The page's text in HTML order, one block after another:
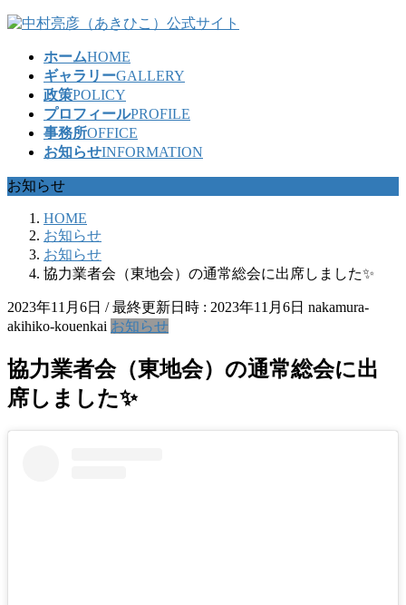
コ
ッ
プ
ナ
移
動
ホームHOME
ギャラリーGALLERY
政策POLICY
プロフィールPROFILE
事務所OFFICE
お知らせINFORMATION
お知らせ
HOME
お知らせ
お知らせ
協力業者会（東地会）の通常総会に出席しました✨
2023年11月6日 / 最終更新日時 : 2023年11月6日 nakamura-
akihiko-kouenkai お知らせ
協力業者会（東地会）の通常総会に出
席しました✨